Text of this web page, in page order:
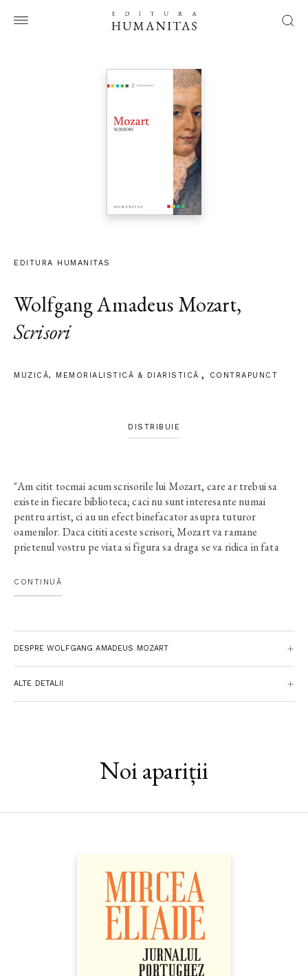
EDITURA HUMANITAS
Wolfgang Amadeus Mozart,
Scrisori
MUZICĂ, MEMORIALISTICĂ & DIARISTICĂ CONTRAPUNCT
DISTRIBUIE
"Am citit tocmai acum scrisorile lui Mozart, care ar trebui sa
existe in fiecare biblioteca; caci nu sunt interesante numai
pentru artist, ci au un efect binefacator asupra tuturor
oamenilor. Daca cititi aceste scrisori, Mozart va ramane
prietenul vostru pe viata si figura sa draga se va ridica in fata
sau bun, copilaros, eroic, si oricat de trist ai fi, rosesti daca te
gandesti la mizeria aceasta suportata cu atata voiosie. Vrem sa
CONTINUĂ
DESPRE WOLFGANG AMADEUS MOZART
ALTE DETALII
Noi apariții